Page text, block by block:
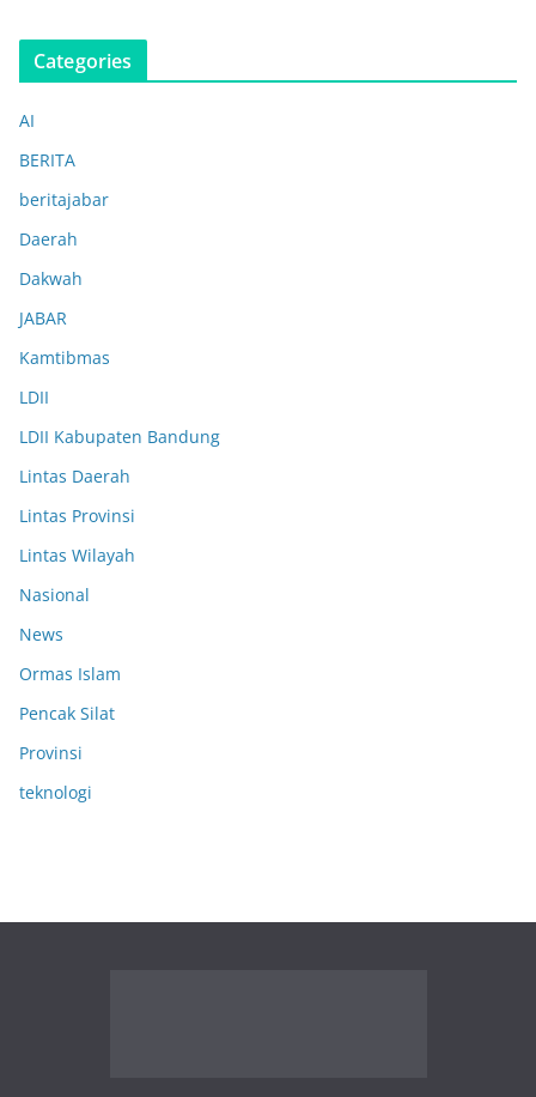
Categories
AI
BERITA
beritajabar
Daerah
Dakwah
JABAR
Kamtibmas
LDII
LDII Kabupaten Bandung
Lintas Daerah
Lintas Provinsi
Lintas Wilayah
Nasional
News
Ormas Islam
Pencak Silat
Provinsi
teknologi